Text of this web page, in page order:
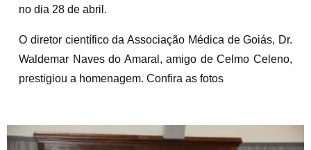
no dia 28 de abril.
O diretor científico da Associação Médica de Goiás, Dr.
Waldemar Naves do Amaral, amigo de Celmo Celeno,
prestigiou a homenagem. Confira as fotos